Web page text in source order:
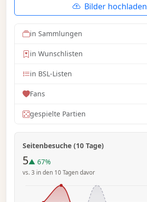
Bilder hochladen
in Sammlungen
in Wunschlisten
in BSL-Listen
Fans
gespielte Partien
Seitenbesuche (10 Tage)
5▲ 67%
vs. 3 in den 10 Tagen davor